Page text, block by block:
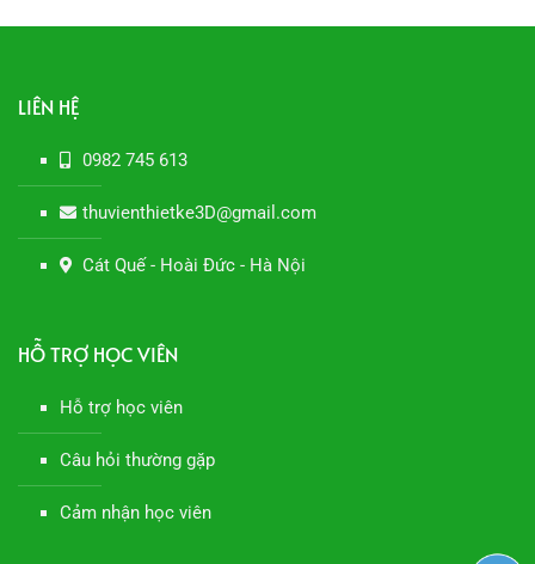
LIÊN HỆ
0982 745 613
thuvienthietke3D@gmail.com
Cát Quế - Hoài Đức - Hà Nội
HỖ TRỢ HỌC VIÊN
Hỗ trợ học viên
Câu hỏi thường gặp
Cảm nhận học viên